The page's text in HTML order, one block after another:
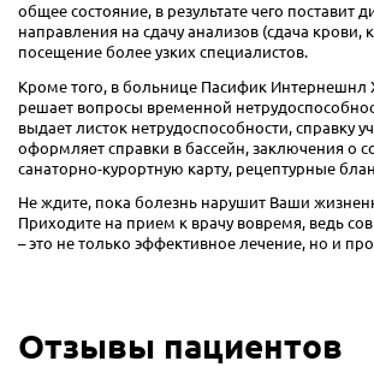
общее состояние, в результате чего поставит
направления на сдачу анализов (сдача крови,
посещение более узких специалистов.
Кроме того, в больнице Пасифик Интернешнл
решает вопросы временной
выдает листок нетрудоспособности, справку
оформляет справки в бассейн, заключения о
санаторно-курортную карту, рецептурные
Не ждите, пока болезнь нарушит Ваши
Приходите на прием к врачу вовремя, ведь
– это не только эффективное лечение, но и
Отзывы пациентов